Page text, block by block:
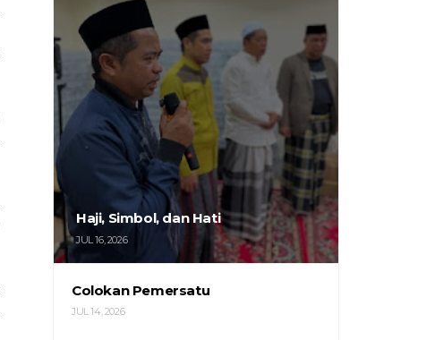
Haji, Simbol, dan Hati
JUL 16, 2026
Colokan Pemersatu
JUL 14, 2026